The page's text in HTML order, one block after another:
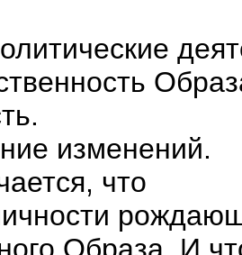
изменений.
что